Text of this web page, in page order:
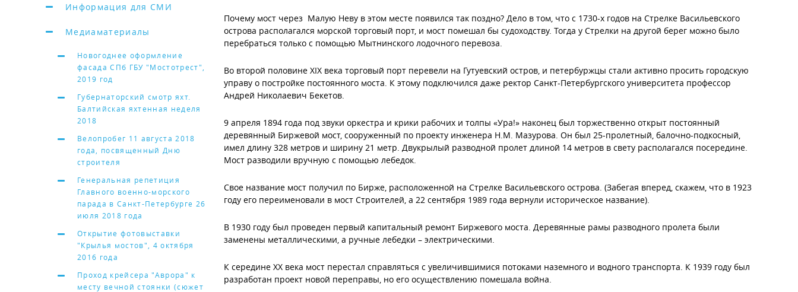
Информация для СМИ
Медиаматериалы
Новогоднее оформление
фасада СПб ГБУ "Мостотрест",
2019 год
Губернаторский смотр яхт.
Балтийская яхтенная неделя
2018
Велопробег 11 августа 2018
года, посвященный Дню
строителя
Генеральная репетиция
Главного военно-морского
парада в Санкт-Петербурге 26
июля 2018 года
Открытие фотовыставки
"Крылья мостов", 4 октября
2016 года
Проход крейсера "Аврора" к
месту вечной стоянки (сюжет
Почему мост через Малую Неву в этом месте появился так поздно? Дело в том, что с 1730-х годов на Стрелке Васильевского
острова располагался морской торговый порт, и мост помешал бы судоходству. Тогда у Стрелки на другой берег можно было
перебраться только с помощью Мытнинского лодочного перевоза.
Во второй половине XIX века торговый порт перевели на Гутуевский остров, и петербуржцы стали активно просить городскую
управу о постройке постоянного моста. К этому подключился даже ректор Санкт-Петербургского университета профессор
Андрей Николаевич Бекетов.
9 апреля 1894 года под звуки оркестра и крики рабочих и толпы «Ура!» наконец был торжественно открыт постоянный
деревянный Биржевой мост, сооруженный по проекту инженера Н.М. Мазурова. Он был 25-пролетный, балочно-подкосный,
имел длину 328 метров и ширину 21 метр. Двукрылый разводной пролет длиной 14 метров в свету располагался посередине.
Мост разводили вручную с помощью лебедок.
Свое название мост получил по Бирже, расположенной на Стрелке Васильевского острова. (Забегая вперед, скажем, что в 1923
году его переименовали в мост Строителей, а 22 сентября 1989 года вернули историческое название).
В 1930 году был проведен первый капитальный ремонт Биржевого моста. Деревянные рамы разводного пролета были
заменены металлическими, а ручные лебедки – электрическими.
К середине XX века мост перестал справляться с увеличившимися потоками наземного и водного транспорта. К 1939 году был
разработан проект новой переправы, но его осуществлению помешала война.